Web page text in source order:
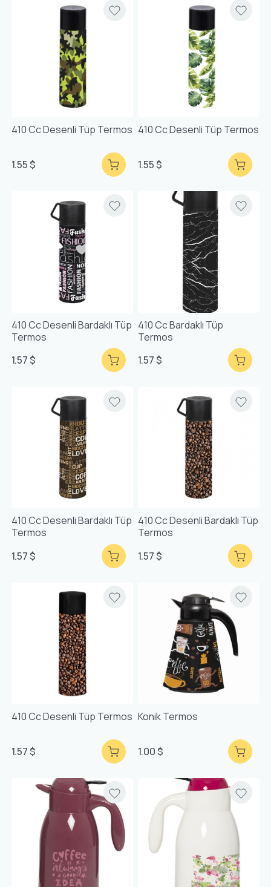
410 Cc Desenli Tüp Termos
1.55 $
410 Cc Desenli Tüp Termos
1.55 $
410 Cc Desenli Bardaklı Tüp
Termos
1.57 $
410 Cc Bardaklı Tüp
Termos
1.57 $
410 Cc Desenli Bardaklı Tüp
Termos
1.57 $
410 Cc Desenli Bardaklı Tüp
Termos
1.57 $
410 Cc Desenli Tüp Termos
1.57 $
Konik Termos
1.00 $